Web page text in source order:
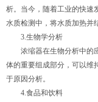
析。当今，随着工业的快速
水质检测中，将水质加热并
3.生物学分析
浓缩器在生物分析中的应
体的重要组成部分，可以维
于原因分析。
4.食品和饮料